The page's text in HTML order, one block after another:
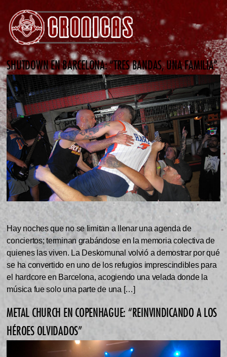
SHUTDOWN EN BARCELONA: “TRES BANDAS, UNA FAMILIA”
Hay noches que no se limitan a llenar una agenda de
conciertos; terminan grabándose en la memoria colectiva de
quienes las viven. La Deskomunal volvió a demostrar por qué
se ha convertido en uno de los refugios imprescindibles para
el hardcore en Barcelona, acogiendo una velada donde la
música fue solo una parte de una […]
METAL CHURCH EN COPENHAGUE: “REINVINDICANDO A LOS
HÉROES OLVIDADOS”